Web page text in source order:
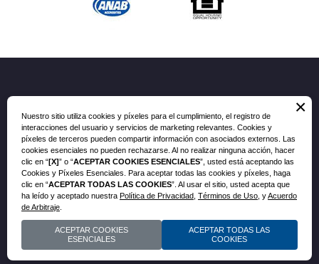
Celebrando la Hispanidad
Bienestar Financiero para Corporaciones
×
Nuestro sitio utiliza cookies y píxeles para el cumplimiento, el registro de
interacciones del usuario y servicios de marketing relevantes. Cookies y
píxeles de terceros pueden compartir información con asociados externos. Las
cookies esenciales no pueden rechazarse. Al no realizar ninguna acción, hacer
clic en “[X]” o “ACEPTAR COOKIES ESENCIALES”, usted está aceptando las
Cookies y Píxeles Esenciales. Para aceptar todas las cookies y píxeles, haga
clic en “ACEPTAR TODAS LAS COOKIES”. Al usar el sitio, usted acepta que
ha leído y aceptado nuestra Política de Privacidad Términos de Uso , yAcuerdo
de Arbitraje
ACEPTAR COOKIES
ESENCIALES
ACEPTAR TODAS LAS
COOKIES